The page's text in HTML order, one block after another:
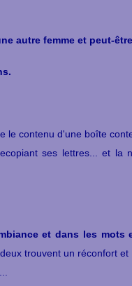
autre femme et peut-
le contenu d'une boîte
ses lettres... et la
et dans les mots
trouvent un réconfort